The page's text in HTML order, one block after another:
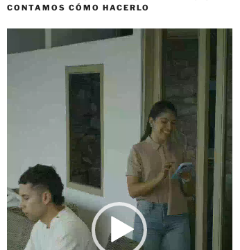
CONTAMOS CÓMO HACERLO
de